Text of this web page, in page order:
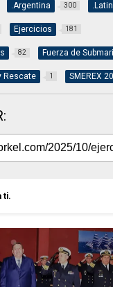
.Argentina 300
Ejercicios 181
82 Fuerza de
Rescate 1 SMEREX
ti.